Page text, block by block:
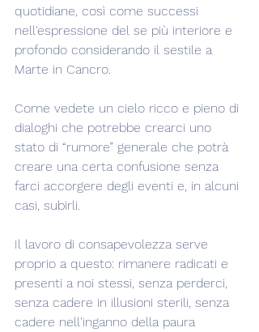
quotidiane, così come successi
nell'espressione del se più interiore e
profondo considerando il sestile a
Marte in Cancro.
Come vedete un cielo ricco e pieno di
dialoghi che potrebbe crearci uno
stato di “rumore” generale che potrà
creare una certa confusione senza
farci accorgere degli eventi e, in alcuni
casi, subirli.
Il lavoro di consapevolezza serve
proprio a questo: rimanere radicati e
presenti a noi stessi, senza perderci,
senza cadere in illusioni sterili, senza
cadere nell'inganno della paura